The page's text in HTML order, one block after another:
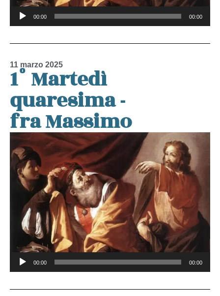
Audio
Player
00:00 00:00
11 marzo 2025
1° Martedì
quaresima -
fra Massimo
Audio
Player
00:00 00:00